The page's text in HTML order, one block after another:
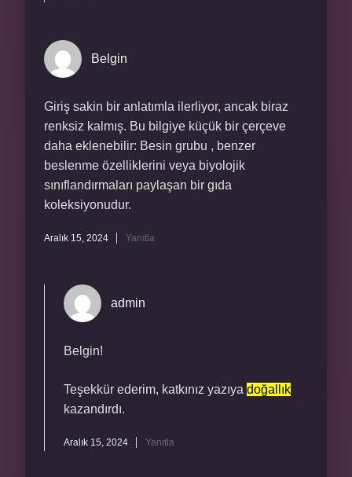
Belgin
Giriş sakin bir anlatımla ilerliyor, ancak biraz
renksiz kalmış. Bu bilgiye küçük bir çerçeve
daha eklenebilir: Besin grubu , benzer
beslenme özelliklerini veya biyolojik
sınıflandırmaları paylaşan bir gıda
koleksiyonudur.
Aralık 15, 2024 Yanıtla
admin
Belgin!
Teşekkür ederim, katkınız yazıya doğallık
kazandırdı.
Aralık 15, 2024 Yanıtla